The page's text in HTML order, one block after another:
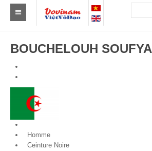
Europe
Afrique
Amérique
Australie et Océanie
BOUCHELOUH
Homme
Ceinture Noire